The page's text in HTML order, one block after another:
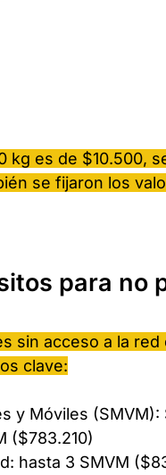
kg es de $10.500,
se fijaron los
para no
sin acceso a la
clave:
y Móviles
($783.210)
hasta 3 SMVM